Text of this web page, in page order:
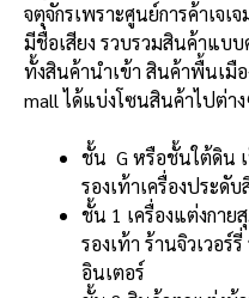
จตุจักรเพราะศูนย์การค้าเจ
มีชื่อเสียง รวบรวมสินค้าแบ
ทั้งสินค้านำเข้า สินค้าพื้นเมื
mall ได้แบ่งโซนสินค้าไปต่า
ชั้น G หรือชั้นใต้ดิน
รองเท้าเครื่องประดั
ชั้น 1 เครื่องแต่งกาย
รองเท้า ร้านจิวเวอ
อินเตอร์